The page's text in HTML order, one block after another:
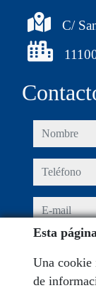
C/
nombre
teléfono
e-mail
He leído y
privacidad
Esta
Una cookie
de